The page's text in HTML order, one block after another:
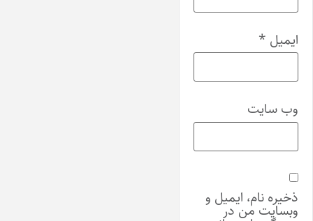
ایمیل *
وب‌ سایت
ذخیره نام، ایمیل و
وبسایت من در